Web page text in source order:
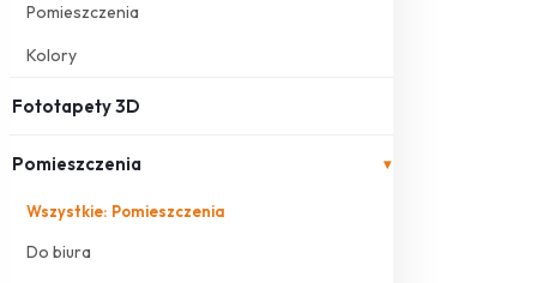
Pomieszczenia
Kolory
Fototapety 3D
Pomieszczenia ▾
Wszystkie: Pomieszczenia
Do biura